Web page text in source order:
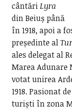
cântăriLyra
din Beiuș până
în 1918, apoi a
președinte al
ales delegat al
Marea Adunare
votat unirea
1918. Pasionat
turiști în zona